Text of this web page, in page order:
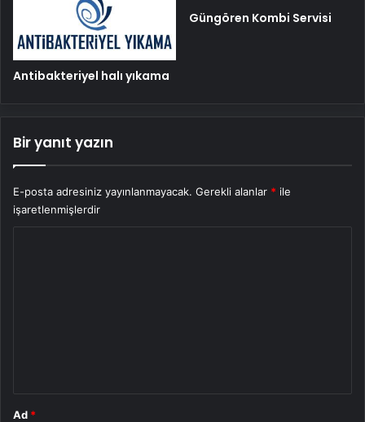
Antibakteriyel halı yıkama
Güngören Kombi Servisi
Bir yanıt yazın
E-posta adresiniz yayınlanmayacak. Gerekli alanlar * ile
işaretlenmişlerdir
Ad *